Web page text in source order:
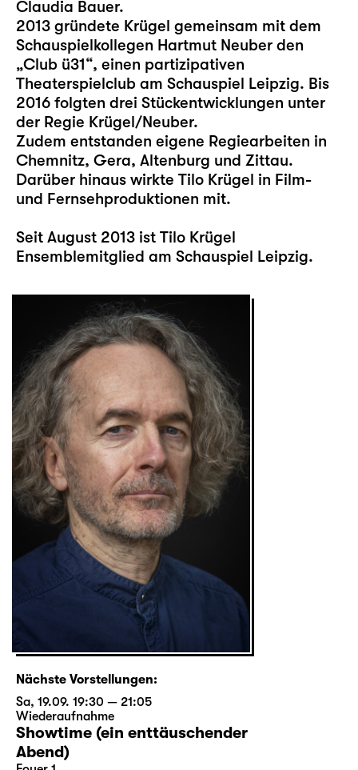
Claudia Bauer.
2013 gründete Krügel gemeinsam mit dem
Schauspielkollegen Hartmut Neuber den
„Club ü31“, einen partizipativen
Theaterspielclub am Schauspiel Leipzig. Bis
2016 folgten drei Stückentwicklungen unter
der Regie Krügel/Neuber.
Zudem entstanden eigene Regiearbeiten in
Chemnitz, Gera, Altenburg und Zittau.
Darüber hinaus wirkte Tilo Krügel in Film-
und Fernsehproduktionen mit.
Seit August 2013 ist Tilo Krügel
Ensemblemitglied am Schauspiel Leipzig.
Nächste Vorstellungen:
Sa, 19.09. 19:30 — 21:05
Wiederaufnahme
Showtime (ein enttäuschender
Abend)